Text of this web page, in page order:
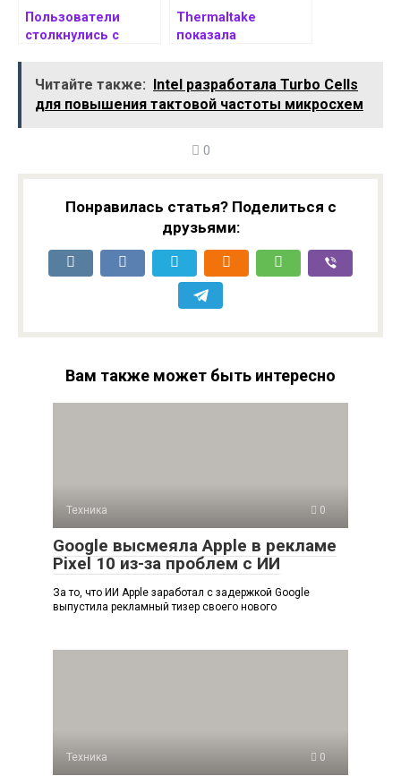
Пользователи
столкнулись с
стандарту SMS
Thermaltake
показала
EXTREME
Читайте также: Intel разработала Turbo Cells
для повышения тактовой частоты микросхем
0
Понравилась статья? Поделиться с
друзьями:
Вам также может быть интересно
Техника 0
Google высмеяла Apple в рекламе
Pixel 10 из-за проблем с ИИ
За то, что ИИ Apple заработал с задержкой Google
выпустила рекламный тизер своего нового
Техника 0